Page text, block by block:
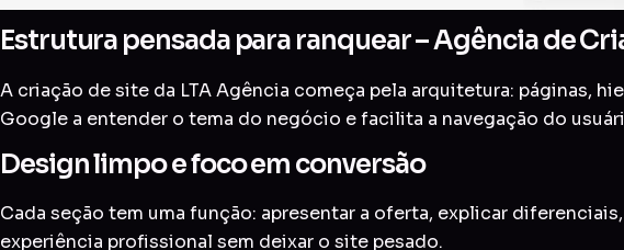
Estrutura pensada para ranquear – Agência de
A criação de site da LTA Agência começa pela arquitetura: páginas,
Google a entender o tema do negócio e facilita a navegação do
Design limpo e foco em conversão
Cada seção tem uma função: apresentar a oferta, explicar
experiência profissional sem deixar o site pesado.